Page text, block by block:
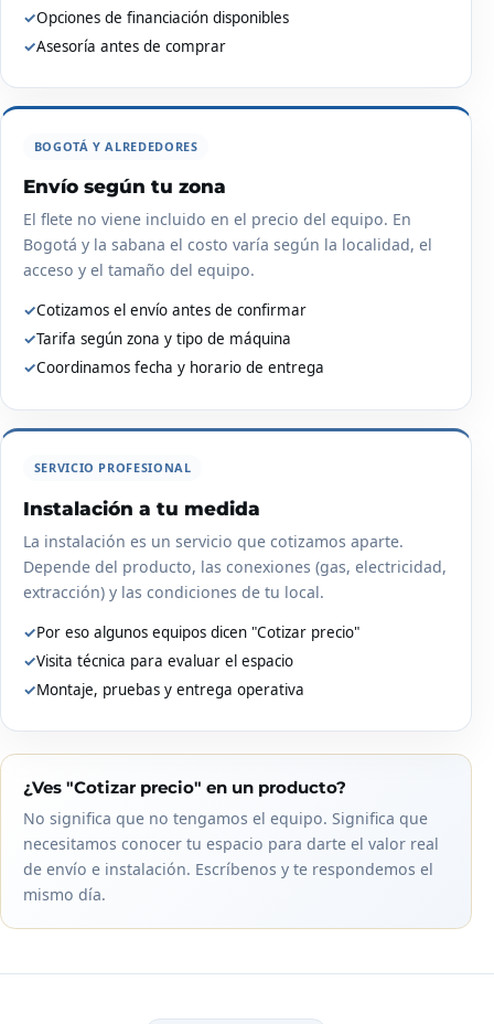
✓Opciones de financiación disponibles
✓Asesoría antes de comprar
BOGOTÁ Y ALREDEDORES
Envío según tu zona
El flete no viene incluido en el precio del equipo. En
Bogotá y la sabana el costo varía según la localidad, el
acceso y el tamaño del equipo.
✓Cotizamos el envío antes de confirmar
✓Tarifa según zona y tipo de máquina
✓Coordinamos fecha y horario de entrega
SERVICIO PROFESIONAL
Instalación a tu medida
La instalación es un servicio que cotizamos aparte.
Depende del producto, las conexiones (gas, electricidad,
extracción) y las condiciones de tu local.
✓Por eso algunos equipos dicen "Cotizar precio"
✓Visita técnica para evaluar el espacio
✓Montaje, pruebas y entrega operativa
¿Ves "Cotizar precio" en un producto?
No significa que no tengamos el equipo. Significa que
necesitamos conocer tu espacio para darte el valor real
de envío e instalación. Escríbenos y te respondemos el
mismo día.